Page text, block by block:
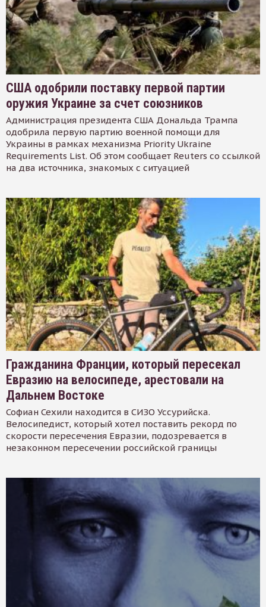
США одобрили поставку первой партии
оружия Украине за счет союзников
Администрация президента США Дональда Трампа
одобрила первую партию военной помощи для
Украины в рамках механизма Priority Ukraine
Requirements List. Об этом сообщает Reuters со ссылкой
на два источника, знакомых с ситуацией
Гражданина Франции, который пересекал
Евразию на велосипеде, арестовали на
Дальнем Востоке
Софиан Сехили находится в СИЗО Уссурийска.
Велосипедист, который хотел поставить рекорд по
скорости пересечения Евразии, подозревается в
незаконном пересечении российской границы